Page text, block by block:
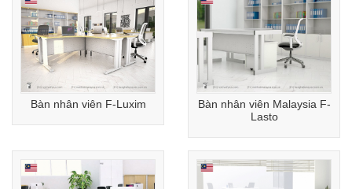
Bàn nhân viên F-Luxim
Bàn nhân viên Malaysia F-
Lasto